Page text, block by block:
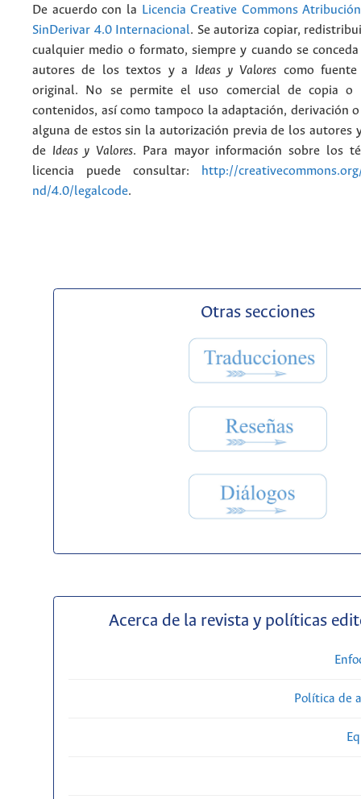
De acuerdo con la Licencia Creative Commons
SinDerivar 4.0 Internacional. Se autoriza copiar,
cualquier medio o formato, siempre y cuando se
autores de los textos y a Ideas y Valores como
original. No se permite el uso comercial de copia o
contenidos, así como tampoco la adaptación, derivación
alguna de estos sin la autorización previa de los autores
de Ideas y Valores. Para mayor información sobre los
licencia puede consultar:
http://
nd/4.0/legalcode.
Otras secciones
Acerca de la revista y políticas
Política de